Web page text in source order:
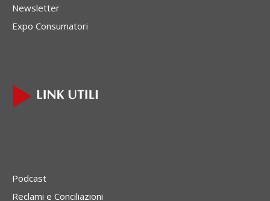
Newsletter
Expo Consumatori
Podcast
Reclami e Conciliazioni